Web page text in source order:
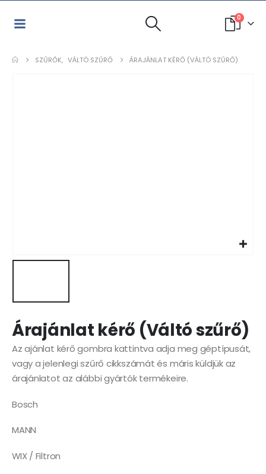
0
SZŰRŐK, VÁLTÓ SZŰRŐ ÁRAJÁNLAT KÉRŐ (VÁLTÓ SZŰRŐ)
Árajánlat kérő (Váltó szűrő)
Az ajánlat kérő gombra kattintva adja meg géptípusát,
vagy a jelenlegi szűrő cikkszámát és máris küldjük az
árajánlatot az alábbi gyártók termékeire.
Bosch
MANN
WIX / Filtron